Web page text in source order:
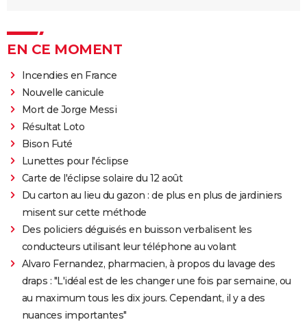
EN CE MOMENT
Incendies en France
Nouvelle canicule
Mort de Jorge Messi
Résultat Loto
Bison Futé
Lunettes pour l'éclipse
Carte de l'éclipse solaire du 12 août
Du carton au lieu du gazon : de plus en plus de jardiniers
misent sur cette méthode
Des policiers déguisés en buisson verbalisent les
conducteurs utilisant leur téléphone au volant
Alvaro Fernandez, pharmacien, à propos du lavage des
draps : "L'idéal est de les changer une fois par semaine, ou
au maximum tous les dix jours. Cependant, il y a des
nuances importantes"